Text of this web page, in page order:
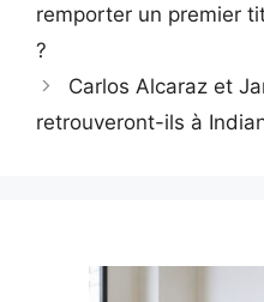
remporter un premier
?
Carlos Alcaraz et
retrouveront-ils à